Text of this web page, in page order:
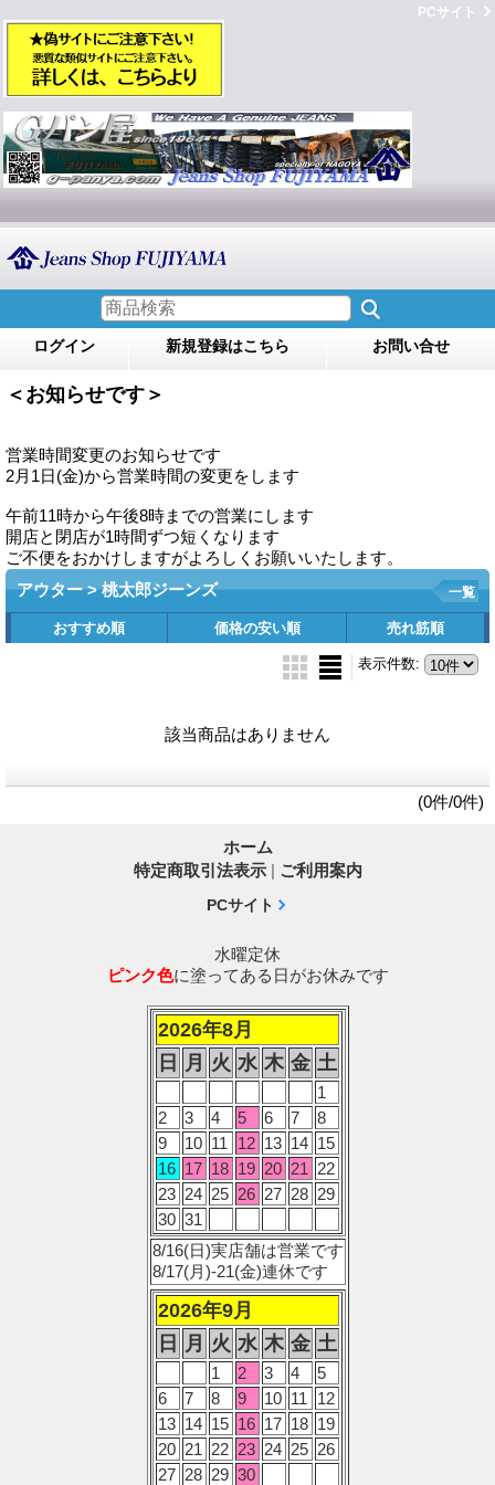
PCサイト
ログイン 新規登録はこちら お問い合せ
＜お知らせです＞
営業時間変更のお知らせです
2月1日(金)から営業時間の変更をします
午前11時から午後8時までの営業にします
開店と閉店が1時間ずつ短くなります
ご不便をおかけしますがよろしくお願いいたします。
アウター > 桃太郎ジーンズ
一覧
おすすめ順 価格の安い順 売れ筋順
表示件数:
該当商品はありません
(0件/0件)
ホーム
特定商取引法表示 | ご利用案内
PCサイト
水曜定休
ピンク色に塗ってある日がお休みです
2026年8月
日 月 火 水 木 金 土
1
2
3 4 5 6 7
8
9
10 11 12 13 14 15
16 17 18 19 20 21 22
23 24 25 26 27 28 29
30 31
8/16(日)実店舗は営業です
8/17(月)-21(金)連休です
2026年9月
日 月 火 水 木 金 土
1 2 3 4
5
6
7 8 9 10 11
12
13 14 15 16 17 18 19
20 21 22 23 24 25 26
27 28 29 30